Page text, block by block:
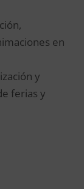
en
y
ferias y